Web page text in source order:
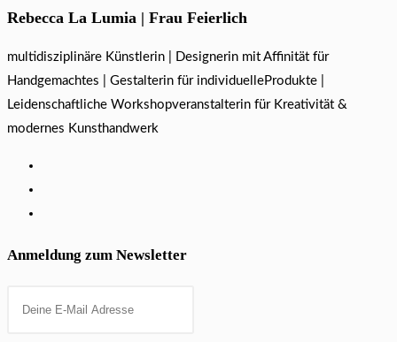
Rebecca La Lumia | Frau Feierlich
multidisziplinäre Künstlerin | Designerin mit Affinität für
Handgemachtes | Gestalterin für individuelleProdukte |
Leidenschaftliche Workshopveranstalterin für Kreativität &
modernes Kunsthandwerk
Anmeldung zum Newsletter